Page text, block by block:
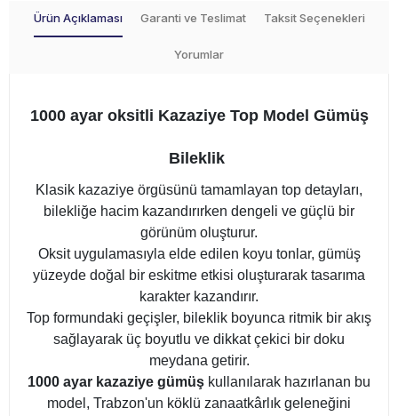
Ürün Açıklaması Garanti ve Teslimat Taksit Seçenekleri
Yorumlar
1000 ayar oksitli Kazaziye Top Model Gümüş
Bileklik
Klasik kazaziye örgüsünü tamamlayan top detayları,
bilekliğe hacim kazandırırken dengeli ve güçlü bir
görünüm oluşturur.
Oksit uygulamasıyla elde edilen koyu tonlar, gümüş
yüzeyde doğal bir eskitme etkisi oluşturarak tasarıma
karakter kazandırır.
Top formundaki geçişler, bileklik boyunca ritmik bir akış
sağlayarak üç boyutlu ve dikkat çekici bir doku
meydana getirir.
1000 ayar kazaziye gümüş kullanılarak hazırlanan bu
model, Trabzon'un köklü zanaatkârlık geleneğini